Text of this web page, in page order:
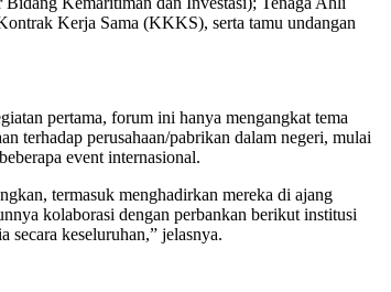
Kerja Sama (KKKS), serta tamu undangan
pertama, forum ini hanya mengangkat tema
terhadap perusahaan/pabrikan dalam negeri, mulai
event internasional.
termasuk menghadirkan mereka di ajang
kolaborasi dengan perbankan berikut institusi
secara keseluruhan,” jelasnya.